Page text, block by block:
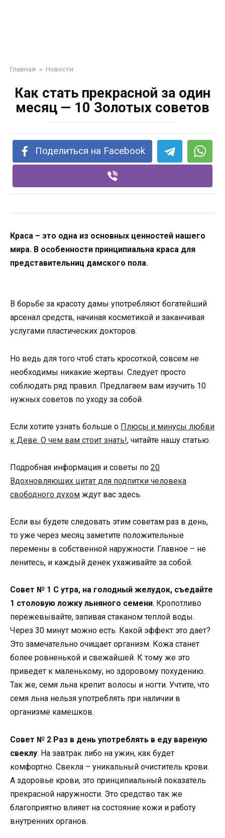
Главная » Новости
Как стать прекрасной за один
месяц — 10 Золотых советов
Поделиться на Facebook
Краса – это одна из основных ценностей нашего
мира. В особенности принципиальна краса для
представительниц дамского пола.
В борьбе за красоту дамы употребляют богатейший
арсенал средств, начиная косметикой и заканчивая
услугами пластических докторов.
Но ведь для того чтоб стать кросоткой, совсем не
необходимы никакие жертвы. Следует просто
соблюдать ряд правил. Предлагаем вам изучить 10
нужных советов по уходу за собой.
Если хотите узнать больше о Плюсы и минусы любви
к Деве. О чем вам стоит знать!, читайте нашу статью.
Подробная информация и советы по 20
Вдохновляющих цитат для подпитки человека
свободного духом ждут вас здесь.
Если вы будете следовать этим советам раз в день,
то уже через месяц заметите положительные
перемены в собственной наружности. Главное – не
ленитесь, и каждый денек ухаживайте за собой.
Совет № 1 С утра, на голодный желудок, съедайте
1 столовую ложку льняного семени. Кропотливо
пережевывайте, запивая стаканом теплой воды.
Через 30 минут можно есть. Какой эффект это дает?
Это замечательно очищает организм. Кожа станет
более ровненькой и свежайшей. К тому же это
приведет к маленькому, но здоровому похудению.
Так же, семя льна крепит волосы и ногти. Учтите, что
семя льна нельзя употреблять при наличии в
организме камешков.
Совет № 2 Раз в день употреблять в еду вареную
свеклу. На завтрак либо на ужин, как будет
комфортно. Свекла – уникальный очиститель крови.
А здоровье крови, это принципиальный показатель
прекрасной наружности. Это средство так же
благоприятно влияет на состояние кожи и работу
внутренних органов.